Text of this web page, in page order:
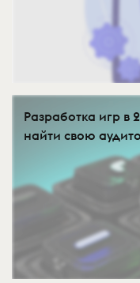
Разработка игр в
найти свою